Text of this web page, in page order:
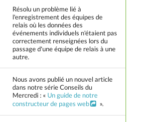
Résolu un problème lié à
l'enregistrement des équipes de
relais où les données des
événements individuels n'étaient pas
correctement renseignées lors du
passage d'une équipe de relais à une
autre.
Nous avons publié un nouvel article
dans notre série Conseils du
Mercredi : « Un guide de notre
constructeur de pages web
».